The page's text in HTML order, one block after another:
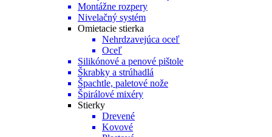
Montážne rozpery
Nivelačný systém
Omietacie stierka
Nehrdzavejúca oceľ
Oceľ
Silikónové a penové pištole
Škrabky a strúhadlá
Špachtle, paletové nože
Špirálové mixéry
Stierky
Drevené
Kovové